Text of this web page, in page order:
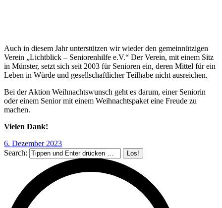
Auch in diesem Jahr unterstützen wir wieder den gemeinnützigen
Verein „Lichtblick – Seniorenhilfe e.V.“ Der Verein, mit einem Sitz
in Münster, setzt sich seit 2003 für Senioren ein, deren Mittel für ein
Leben in Würde und gesellschaftlicher Teilhabe nicht ausreichen.
Bei der Aktion Weihnachtswunsch geht es darum, einer Seniorin
oder einem Senior mit einem Weihnachtspaket eine Freude zu
machen.
Vielen Dank!
6. Dezember 2023
Search: